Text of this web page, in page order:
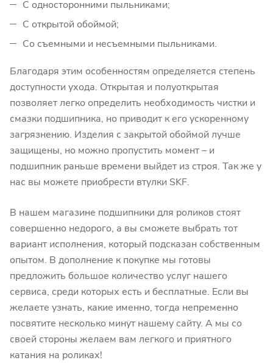
С односторонними пыльниками;
С открытой обоймой;
Со съемными и несъемными пыльниками.
Благодаря этим особенностям определяется степень
доступности ухода. Открытая и полуоткрытая
позволяет легко определить необходимость чистки и
смазки подшипника, но приводит к его ускоренному
загрязнению. Изделия с закрытой обоймой лучше
защищены, но можно пропустить момент – и
подшипник раньше времени выйдет из строя. Так же у
нас вы можете приобрести втулки SKF.
В нашем магазине подшипники для роликов стоят
совершенно недорого, а вы сможете выбрать тот
вариант исполнения, который подсказан собственным
опытом. В дополнение к покупке мы готовы
предложить большое количество услуг нашего
сервиса, среди которых есть и бесплатные. Если вы
желаете узнать, какие именно, тогда непременно
посвятите несколько минут нашему сайту. А мы со
своей стороны желаем вам легкого и приятного
катания на роликах!